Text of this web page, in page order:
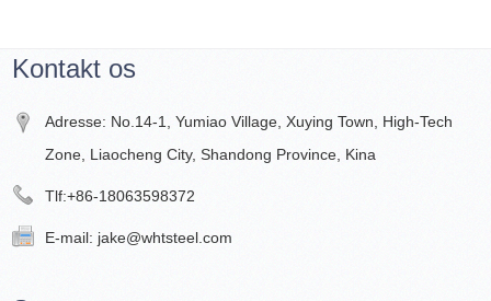
Kontakt os
Adresse: No.14-1, Yumiao Village, Xuying Town, High-Tech
Zone, Liaocheng City, Shandong Province, Kina
Tlf:+86-18063598372
E-mail: jake@whtsteel.com